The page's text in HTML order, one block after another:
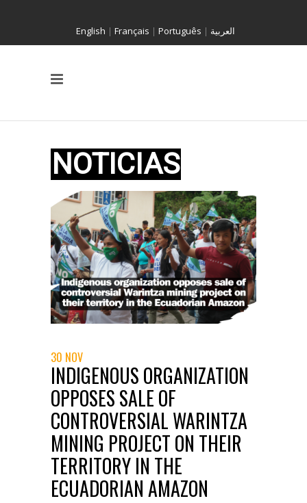
English | Français | Português | العربية
30 NOV
INDIGENOUS ORGANIZATION
OPPOSES SALE OF
CONTROVERSIAL WARINTZA
MINING PROJECT ON THEIR
TERRITORY IN THE
ECUADORIAN AMAZON